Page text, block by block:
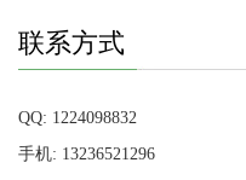
联系方式
QQ: 1224098832
手机: 13236521296